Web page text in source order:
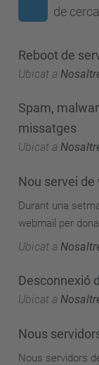
de cerca
Reboot de
Ubicat a
Spam,
missatges
Ubicat a
Nou servei
Durant una
webmail per
Ubicat a
Desconnexió
Ubicat a
Nous
Nous servidors